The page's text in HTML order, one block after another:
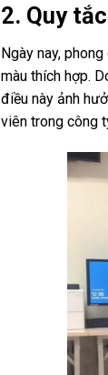
2. Quy
Ngày nay,
màu thích hợp.
điều này ảnh
viên trong công